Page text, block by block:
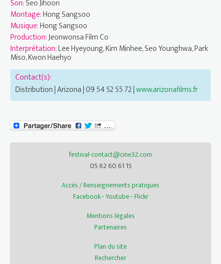
Son:Seo Jihoon
Montage:Hong Sangsoo
Musique:Hong Sangsoo
Production:Jeonwonsa Film Co
Interprétation:Lee Hyeyoung, Kim Minhee, Seo Younghwa, Park
Miso, Kwon Haehyo
Contact(s):
Distribution | Arizona | 09 54 52 55 72 |www.arizonafilms.fr
festival-contact@cine32.com
05 62 60 61 15
Accès / Renseignements pratiques
Facebook-Youtube-Flickr
Mentions légales
Partenaires
Plan du site
Rechercher